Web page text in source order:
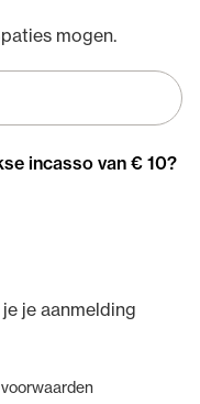
mogen.
incasso van € 10?
je aanmelding